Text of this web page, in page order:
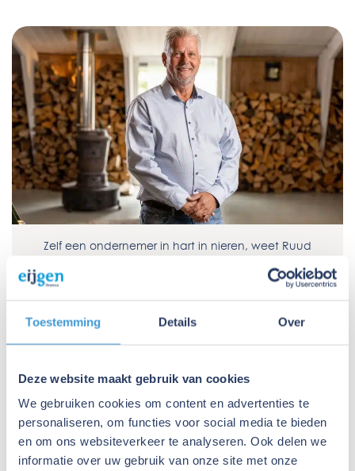
Toestemming Details Over
Deze website maakt gebruik van cookies
We gebruiken cookies om content en advertenties te
personaliseren, om functies voor social media te bieden
en om ons websiteverkeer te analyseren. Ook delen we
informatie over uw gebruik van onze site met onze
Zelf een ondernemer in hart in nieren, weet Ruud
zich als geen ander te verplaatsen in jouw situatie.
Gecombineerd met zijn expertise op financieel
ondernemer met een financieringsbehoefte.